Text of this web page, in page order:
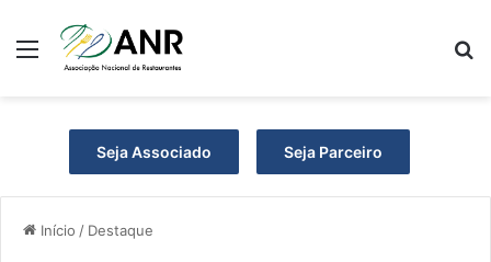
Menu
Seja Associado Seja Parceiro
Início / Destaque